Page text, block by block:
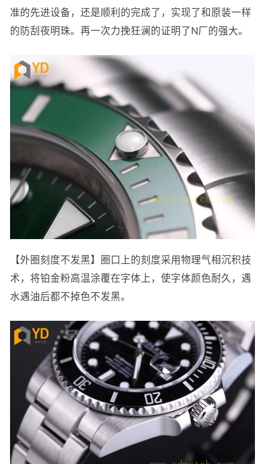
准的先进设备，还是顺利的完成了，实现了和原装一样
的防刮夜明珠。再一次力挽狂澜的证明了N厂的强大。
【外圈刻度不发黑】圈口上的刻度采用物理气相沉积技
术，将铂金粉高温涂覆在字体上，使字体颜色耐久，遇
水遇油后都不掉色不发黑。